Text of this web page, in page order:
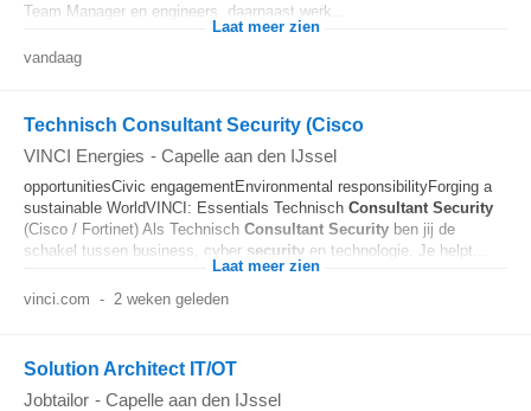
Team Manager en engineers, daarnaast werk...
Laat meer zien
vandaag
Technisch Consultant Security (Cisco
VINCI Energies - Capelle aan den IJssel
opportunitiesCivic engagementEnvironmental responsibilityForging a
sustainable WorldVINCI: Essentials Technisch Consultant Security
(Cisco / Fortinet) Als Technisch Consultant Security ben jij de
schakel tussen business, cyber security en technologie. Je helpt...
Laat meer zien
vinci.com - 2 weken geleden
Solution Architect IT/OT
Jobtailor - Capelle aan den IJssel